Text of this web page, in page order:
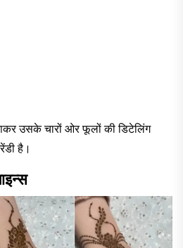
उसके चारों ओर फूलों की डिटेलिंग
है।